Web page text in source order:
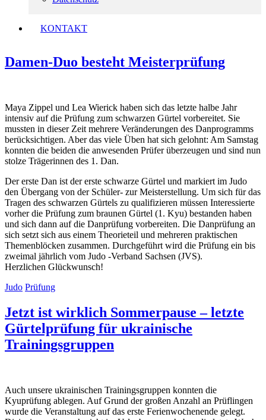
KONTAKT
Damen-Duo besteht Meisterprüfung
Maya Zippel und Lea Wierick haben sich das letzte halbe Jahr
intensiv auf die Prüfung zum schwarzen Gürtel vorbereitet. Sie
mussten in dieser Zeit mehrere Veränderungen des Danprogramms
berücksichtigen. Aber das viele Üben hat sich gelohnt: Am Samstag
konnten die beiden die anwesenden Prüfer überzeugen und sind nun
stolze Trägerinnen des 1. Dan.
Der erste Dan ist der erste schwarze Gürtel und markiert im Judo
den Übergang von der Schüler- zur Meisterstellung. Um sich für das
Tragen des schwarzen Gürtels zu qualifizieren müssen Interessierte
vorher die Prüfung zum braunen Gürtel (1. Kyu) bestanden haben
und sich dann auf die Danprüfung vorbereiten. Die Danprüfung an
sich setzt sich aus einem Theorieteil und mehreren praktischen
Themenblöcken zusammen. Durchgeführt wird die Prüfung ein bis
zweimal jährlich vom Judo -Verband Sachsen (JVS).
Herzlichen Glückwunsch!
Judo Prüfung
Jetzt ist wirklich Sommerpause – letzte
Gürtelprüfung für ukrainische
Trainingsgruppen
Auch unsere ukrainischen Trainingsgruppen konnten die
Kyuprüfung ablegen. Auf Grund der großen Anzahl an Prüflingen
wurde die Veranstaltung auf das erste Ferienwochenende gelegt.